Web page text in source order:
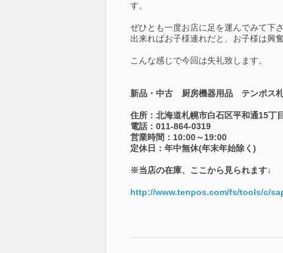
す。
ぜひとも一度お店に足を運んでみて下さ
出来ればお子様連れだと、お子様は興
こんな感じで今回は失礼致します。
新品・中古 厨房機器用品 テンポス
住所：北海道札幌市白石区平和通15丁
電話：011-864-0319
営業時間：10:00～19:00
定休日：年中無休(年末年始除く)
※当店の在庫、ここから見られます↓
http://www.tenpos.com/fs/tools/c/